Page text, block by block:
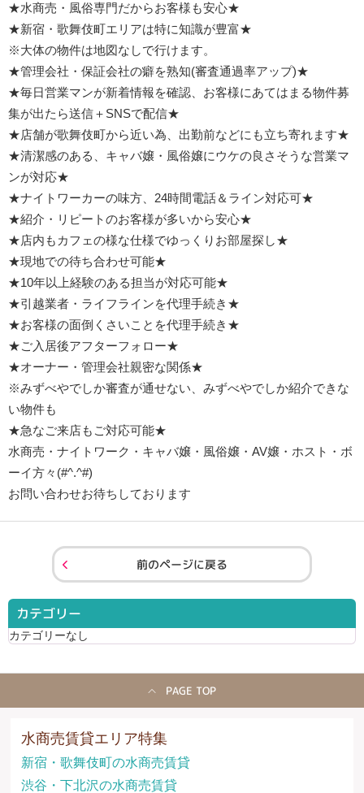
★水商売・風俗専門だからお客様も安心★
★新宿・歌舞伎町エリアは特に知識が豊富★
※大体の物件は地図なしで行けます。
★管理会社・保証会社の癖を熟知(審査通過率アップ)★
★毎日営業マンが新着情報を確認、お客様にあてはまる物件募
集が出たら送信＋SNSで配信★
★店舗が歌舞伎町から近い為、出勤前などにも立ち寄れます★
★清潔感のある、キャバ嬢・風俗嬢にウケの良さそうな営業マ
ンが対応★
★ナイトワーカーの味方、24時間電話＆ライン対応可★
★紹介・リピートのお客様が多いから安心★
★店内もカフェの様な仕様でゆっくりお部屋探し★
★現地での待ち合わせ可能★
★10年以上経験のある担当が対応可能★
★引越業者・ライフラインを代理手続き★
★お客様の面倒くさいことを代理手続き★
★ご入居後アフターフォロー★
★オーナー・管理会社親密な関係★
※みずべやでしか審査が通せない、みずべやでしか紹介できな
い物件も
★急なご来店もご対応可能★
水商売・ナイトワーク・キャバ嬢・風俗嬢・AV嬢・ホスト・ボ
ーイ方々(#^.^#)
お問い合わせお待ちしております
前のページに戻る
カテゴリー
カテゴリーなし
PAGE TOP
水商売賃貸エリア特集
新宿・歌舞伎町の水商売賃貸
渋谷・下北沢の水商売賃貸